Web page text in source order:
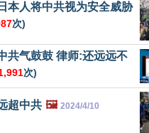
本人将中共视为安全威胁
次)
共气鼓鼓 律师:还远远不
次)
超中共 🖼️ 2024/4/10